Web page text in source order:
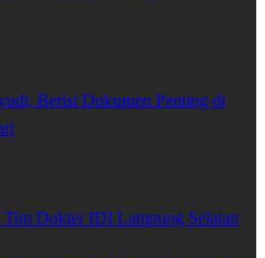
Berisi Dokumen Penting di
Dokter IDI Lampung Selatan